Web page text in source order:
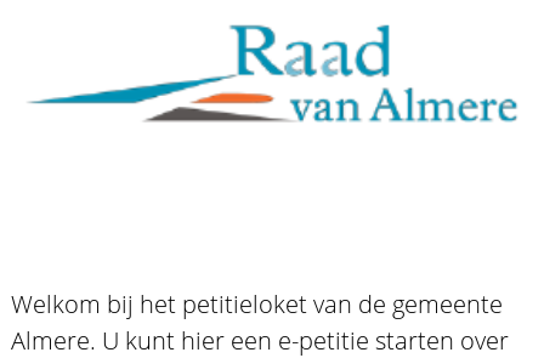
Welkom bij het petitieloket van de gemeente
Almere. U kunt hier een e-petitie starten over